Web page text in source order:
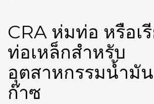
CRA ห่มท่อ หรือเ
ท่อเหล็กสำหรับ
อุตสาหกรรมน้ำมั
ก๊าซ